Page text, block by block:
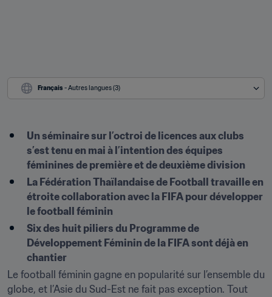
Français - Autres langues (3)
Un séminaire sur l’octroi de licences aux clubs
s’est tenu en mai à l’intention des équipes
féminines de première et de deuxième division
La Fédération Thaïlandaise de Football travaille en
étroite collaboration avec la FIFA pour développer
le football féminin
Six des huit piliers du Programme de
Développement Féminin de la FIFA sont déjà en
chantier
Le football féminin gagne en popularité sur l’ensemble du
globe, et l’Asie du Sud-Est ne fait pas exception. Tout